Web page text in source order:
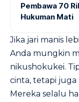
Pembawa 70
Hukuman Mati
Jika jari manis
Anda mungkin
nikushokukei.
cinta, tetapi
Mereka selalu